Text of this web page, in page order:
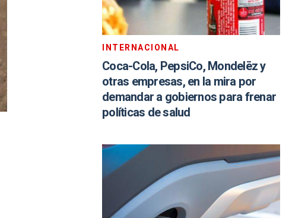
INTERNACIONAL
Coca-Cola, PepsiCo, Mondelēz y
otras empresas, en la mira por
demandar a gobiernos para frenar
políticas de salud